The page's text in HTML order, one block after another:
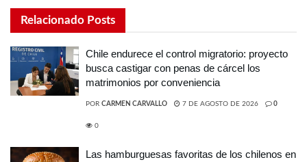
Relacionado Posts
Chile endurece el control migratorio: proyecto
busca castigar con penas de cárcel los
matrimonios por conveniencia
POR CARMEN CARVALLO 7 DE AGOSTO DE 2026 0
0
Las hamburguesas favoritas de los chilenos en